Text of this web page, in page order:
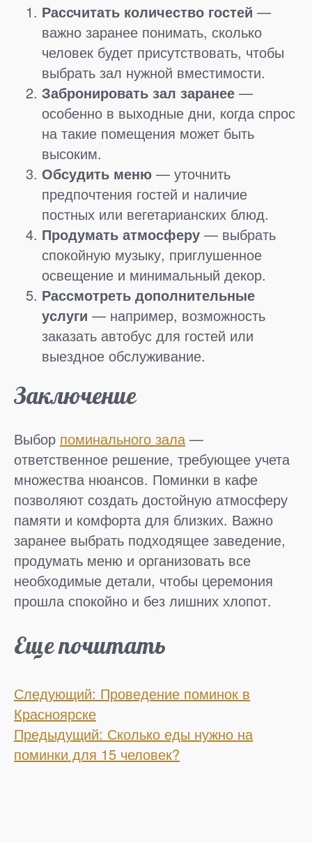
Рассчитать количество гостей —
важно заранее понимать, сколько
человек будет присутствовать, чтобы
выбрать зал нужной вместимости.
Забронировать зал заранее —
особенно в выходные дни, когда спрос
на такие помещения может быть
высоким.
Обсудить меню — уточнить
предпочтения гостей и наличие
постных или вегетарианских блюд.
Продумать атмосферу — выбрать
спокойную музыку, приглушенное
освещение и минимальный декор.
Рассмотреть дополнительные
услуги — например, возможность
заказать автобус для гостей или
выездное обслуживание.
Заключение
Выбор поминального зала —
ответственное решение, требующее учета
множества нюансов. Поминки в кафе
позволяют создать достойную атмосферу
памяти и комфорта для близких. Важно
заранее выбрать подходящее заведение,
продумать меню и организовать все
необходимые детали, чтобы церемония
прошла спокойно и без лишних хлопот.
Еще почитать
Следующий: Проведение поминок в
Красноярске
Предыдущий: Сколько еды нужно на
поминки для 15 человек?